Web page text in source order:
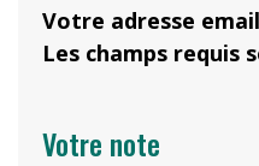
Votre adresse
Les champs requis
Votre note